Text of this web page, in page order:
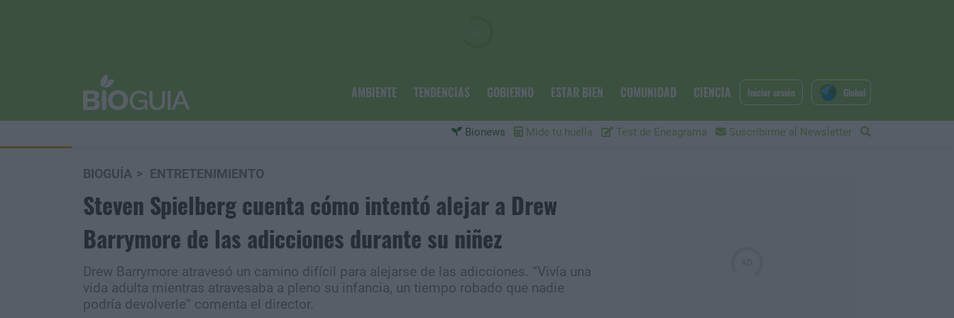
AMBIENTE TENDENCIAS GOBIERNO ESTAR BIEN COMUNIDAD CIENCIA
Bionews Mide tu huella Test de Eneagrama Suscribirme al Newsletter
Iniciar sesión Global
BIOGUÍA ENTRETENIMIENTO
Steven Spielberg cuenta cómo intentó alejar a Drew
Barrymore de las adicciones durante su niñez
Drew Barrymore atravesó un camino difícil para alejarse de las adicciones. “Vivía una
vida adulta mientras atravesaba a pleno su infancia, un tiempo robado que nadie
podría devolverle” comenta el director.